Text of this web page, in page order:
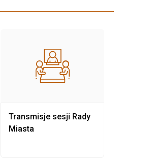
Transmisje sesji Rady
Miasta